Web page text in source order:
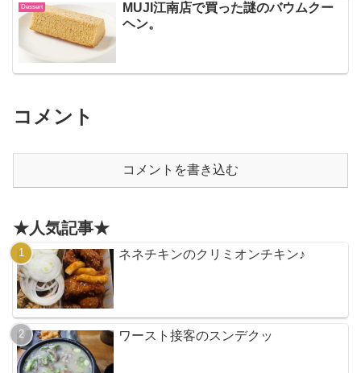
Dessert
MUJI江南店で買った謎のバウムクー
ヘン。
コメント
コメントを書き込む
★人気記事★
ネネチキンのクリミオンチキン♪
ワースト接客のスンデクッ